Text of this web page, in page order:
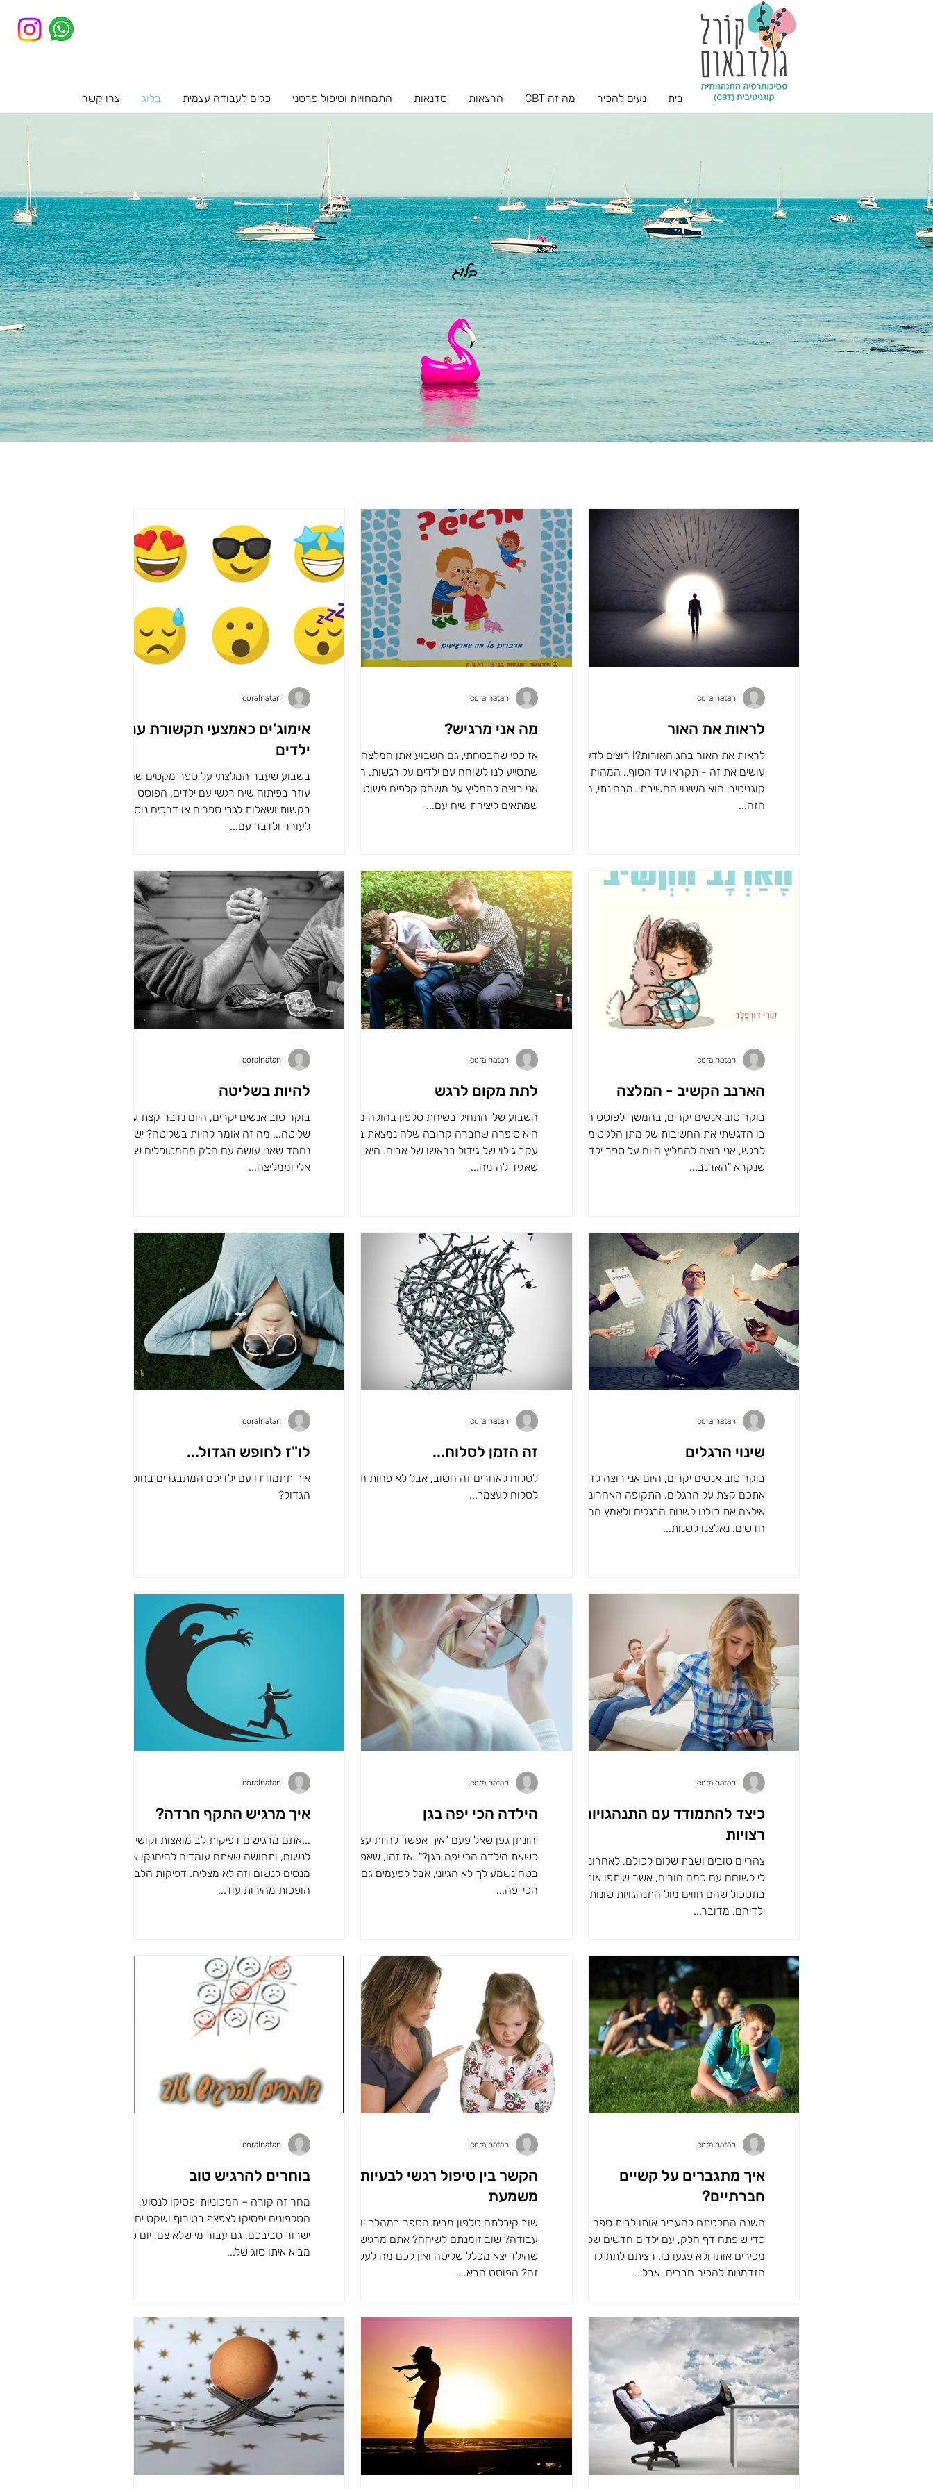
בית נעים להכיר מה זה CBT הרצאות סדנאות התמחויות וטיפול פרטני כלים לעבודה עצמית בלוג צרו קשר
בלוג
לראות את האור
לראות את האור בחג האורות?! רוצים לדעת איך
עושים את זה - תקראו עד הסוף.. המהות בטיפול
קוגניטיבי הוא השינוי החשיבתי. מבחינתי, השינוי
הזה...
coralnatan
מה אני מרגיש?
אז כפי שהבטחתי, גם השבוע אתן המלצה לדרך
שתסייע לנו לשוחח עם ילדים על רגשות. הפעם
אני רוצה להמליץ על משחק קלפים פשוט
שמתאים ליצירת שיח עם...
coralnatan
אימוג'ים כאמצעי תקשורת עם
ילדים
בשבוע שעבר המלצתי על ספר מקסים שמאוד
עוזר בפיתוח שיח רגשי עם ילדים. הפוסט עורר
בקשות ושאלות לגבי ספרים או דרכים נוספות
לעורר ולדבר עם...
coralnatan
הארנב הקשיב - המלצה
בוקר טוב אנשים יקרים, בהמשך לפוסט הקודם
בו הדגשתי את החשיבות של מתן הלגיטימציה
לרגש, אני רוצה להמליץ היום על ספר ילדים
שנקרא "הארנב...
coralnatan
לתת מקום לרגש
השבוע שלי התחיל בשיחת טלפון בהולה מחברה.
היא סיפרה שחברה קרובה שלה נמצאת בחרדה
עקב גילוי של גידול בראשו של אביה. היא ביקשה
שאגיד לה מה...
coralnatan
להיות בשליטה
בוקר טוב אנשים יקרים, היום נדבר קצת על
שליטה... מה זה אומר להיות בשליטה? יש מבחן
נחמד שאני עושה עם חלק מהמטופלים שמגיעים
אלי וממליצה...
coralnatan
שינוי הרגלים
בוקר טוב אנשים יקרים, היום אני רוצה לדבר
אתכם קצת על הרגלים. התקופה האחרונה
אילצה את כולנו לשנות הרגלים ולאמץ הרגלים
חדשים. נאלצנו לשנות...
coralnatan
זה הזמן לסלוח...
לסלוח לאחרים זה חשוב, אבל לא פחות חשוב זה
לסלוח לעצמך...
coralnatan
לו"ז לחופש הגדול...
איך תתמודדו עם ילדיכם המתבגרים בחופש
הגדול?
coralnatan
כיצד להתמודד עם התנהגויות לא
רצויות
צהריים טובים ושבת שלום לכולם, לאחרונה יצא
לי לשוחח עם כמה הורים, אשר שיתפו אותי
בתסכול שהם חווים מול התנהגויות שונות של
ילדיהם. מדובר...
coralnatan
הילדה הכי יפה בגן
יהונתן גפן שאל פעם "איך אפשר להיות עצובה
כשאת הילדה הכי יפה בגן?". אז זהו, שאפשר. זה
בטח נשמע לך לא הגיוני, אבל לפעמים גם הילדה
הכי יפה...
coralnatan
איך מרגיש התקף חרדה?
...אתם מרגישים דפיקות לב מואצות וקושי אמיתי
לנשום, ותחושה שאתם עומדים להיחנק! אתם
מנסים לנשום וזה לא מצליח. דפיקות הלב
הופכות מהירות עוד...
coralnatan
איך מתגברים על קשיים
חברתיים?
השנה החלטתם להעביר אותו לבית ספר חדש.
כדי שיפתח דף חלק, עם ילדים חדשים שלא
מכירים אותו ולא פגעו בו. רציתם לתת לו
הזדמנות להכיר חברים. אבל...
coralnatan
הקשר בין טיפול רגשי לבעיות
משמעת
שוב קיבלתם טלפון מבית הספר במהלך יום
עבודה? שוב זומנתם לשיחה? אתם מרגישים
שהילד יצא מכלל שליטה ואין לכם מה לעשות עם
זה? הפוסט הבא...
coralnatan
בוחרים להרגיש טוב
מחר זה קורה – המכוניות יפסיקו לנסוע,
הטלפונים יפסיקו לצפצף בטירוף ושקט יחסי
ישרור סביבכם. גם עבור מי שלא צם, יום כיפור
מביא איתו סוג של...
coralnatan